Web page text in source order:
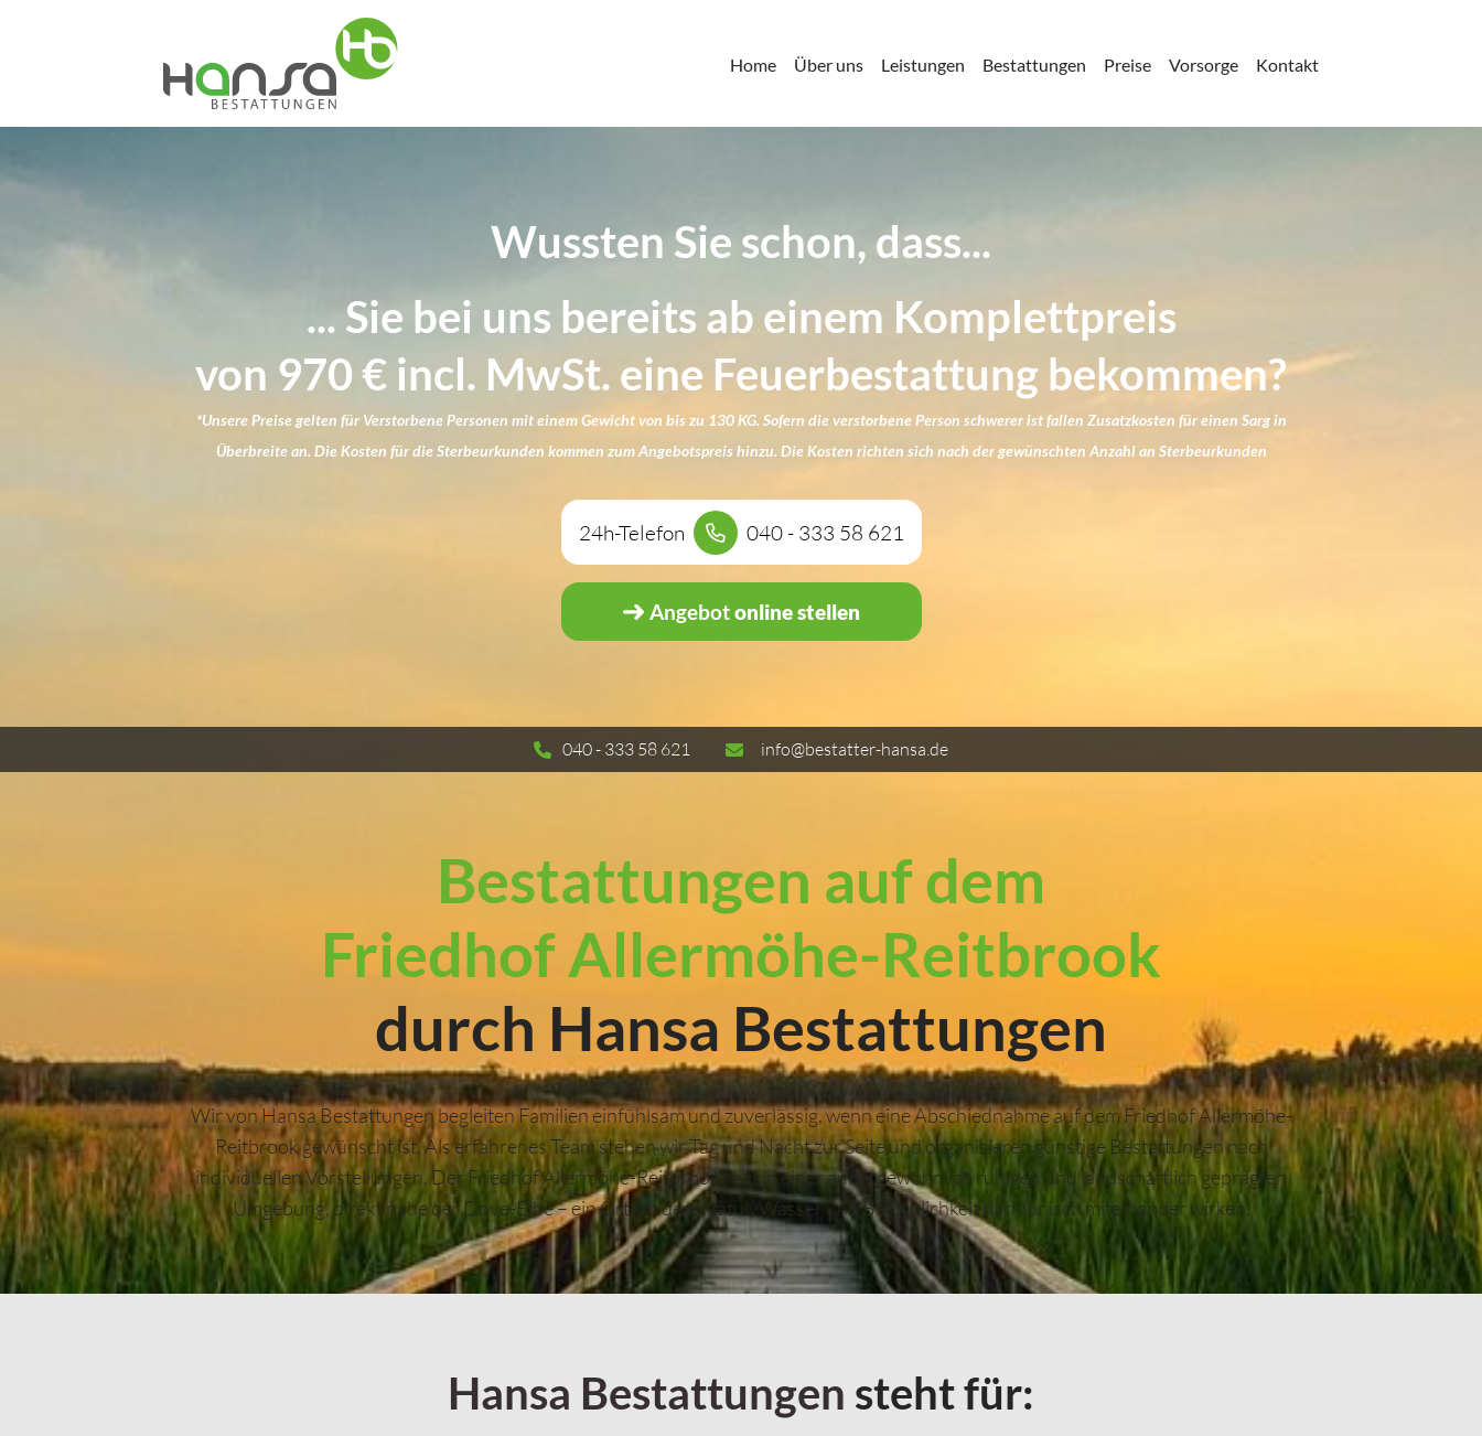
Home Über uns Leistungen Bestattungen Preise Vorsorge Kontakt
Wussten Sie schon, dass...
... Sie bei uns bereits ab einem Komplettpreis
von 970 € incl. MwSt. eine Feuerbestattung bekommen?
*Unsere Preise gelten für Verstorbene Personen mit einem Gewicht von bis zu 130 KG. Sofern die verstorbene Person schwerer ist fallen Zusatzkosten für einen Sarg in
Überbreite an. Die Kosten für die Sterbeurkunden kommen zum Angebotspreis hinzu. Die Kosten richten sich nach der gewünschten Anzahl an Sterbeurkunden
24h-Telefon 040 - 333 58 621
Angebotonline stellen
040 - 333 58 621 info@bestatter-hansa.de
Bestattungen auf dem
Friedhof Allermöhe-Reitbrook
durch Hansa Bestattungen
Wir von Hansa Bestattungen begleiten Familien einfühlsam und zuverlässig, wenn eine Abschiednahme auf dem Friedhof Allermöhe-
Reitbrook gewünscht ist. Als erfahrenes Team stehen wir Tag und Nacht zur Seite und organisieren günstige Bestattungen nach
individuellen Vorstellungen. Der Friedhof Allermöhe-Reitbrook liegt in einer außergewöhnlich ruhigen und landschaftlich geprägten
Umgebung, direkt nahe der Dove-Elbe – ein Ort, an dem Natur, Wasser und Besinnlichkeit harmonisch miteinander wirken.
Hansa Bestattungen steht für: